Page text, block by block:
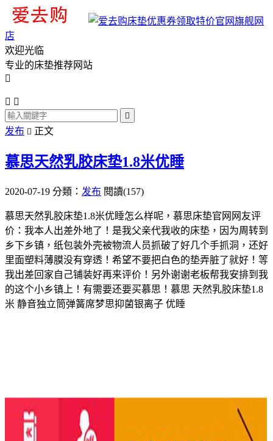
旗舰网
店
欢迎光临
专业的床垫推荐网站

 

发布  正文
慕思天然乳胶床垫1.8米优睡
2020-07-19 分類： 发布 閱讀(157)
慕思天然乳胶床垫1.8米优睡怎么样呢，慕思床垫官网网友评
价：我本人出差外地了！是我父亲代我收的床垫，因为周转到
乡下乡镇，纸包装外壳被物流人员抓破了好几个手抓洞，还好
里面塑料薄膜没有穿透！希望不要把白色的垫弄脏了就好！等
我出差回家自己铺装好再来评价！另外谢谢老板帮我安排到我
的这个小乡镇上！有需要还要买慕思！慕思 天然乳胶床垫1.8
米 静音独立筒弹簧席梦思抑菌银离子 优睡